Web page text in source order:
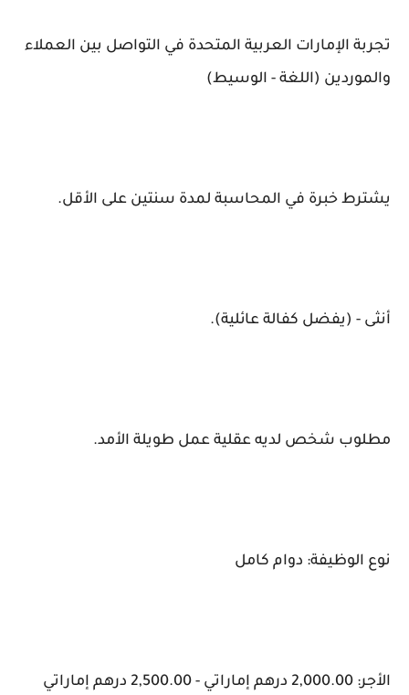
تجربة الإمارات العربية المتحدة في التواصل بين العملاء
والموردين (اللغة - الوسيط)
يشترط خبرة في المحاسبة لمدة سنتين على الأقل.
أنثى - (يفضل كفالة عائلية).
مطلوب شخص لديه عقلية عمل طويلة الأمد.
نوع الوظيفة: دوام كامل
الأجر: 2,000.00 درهم إماراتي - 2,500.00 درهم إماراتي